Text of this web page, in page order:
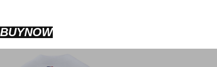
BUYNOW